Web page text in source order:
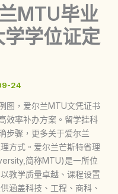
MTU毕业
学位证定
24
图，爱尔兰MTU文凭证书
效率补办方案。留学挂科
步骤，更多关于爱尔兰
方式。爱尔兰芒斯特省理
简称MTU)是一所位
教学质量卓越、课程设置
涵盖科技、工程、商科、